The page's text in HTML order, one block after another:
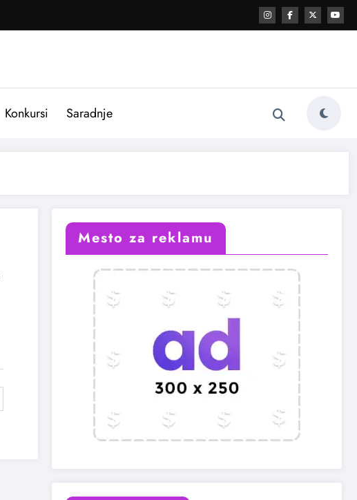
Konkursi Saradnje
Mesto za reklamu